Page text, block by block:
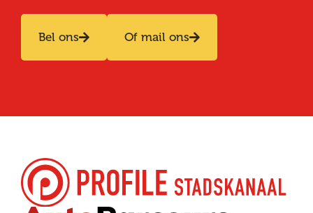
Bel ons Of mail ons